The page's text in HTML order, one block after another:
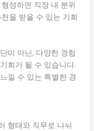
성하면 직장 내 분위
을 받을 수 있는 기회
이 아닌, 다양한 경험
회가 될 수 있습니다.
낄 수 있는 특별한 경
형태와 직무로 나뉘